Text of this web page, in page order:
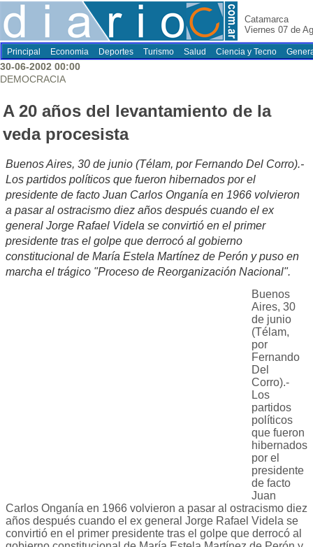
Catamarca
Viernes 07 de
Principal Economia Deportes Turismo Salud Ciencia y Tecno
30-06-2002 00:00
DEMOCRACIA
A 20 años del levantamiento de la
veda procesista
Buenos Aires, 30 de junio (Télam, por Fernando Del Corro).-
Los partidos políticos que fueron hibernados por el
presidente de facto Juan Carlos Onganía en 1966 volvieron
a pasar al ostracismo diez años después cuando el ex
general Jorge Rafael Videla se convirtió en el primer
presidente tras el golpe que derrocó al gobierno
constitucional de María Estela Martínez de Perón y puso en
marcha el trágico "Proceso de Reorganización Nacional".
Buenos
Aires, 30
de junio
(Télam,
por
Fernando
Del
Corro).-
Los
partidos
políticos
que fueron
hibernados
por el
presidente
de facto
Juan
Carlos Onganía en 1966 volvieron a pasar al ostracismo diez
años después cuando el ex general Jorge Rafael Videla se
convirtió en el primer presidente tras el golpe que derrocó al